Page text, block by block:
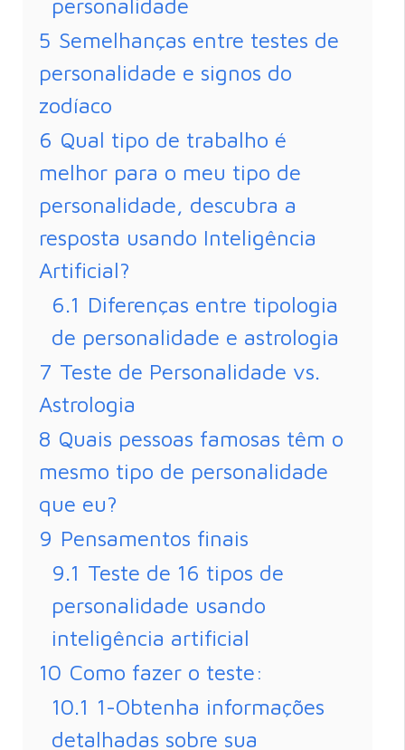
personalidade
5 Semelhanças entre testes de
personalidade e signos do
zodíaco
6 Qual tipo de trabalho é
melhor para o meu tipo de
personalidade, descubra a
resposta usando Inteligência
Artificial?
6.1 Diferenças entre tipologia
de personalidade e astrologia
7 Teste de Personalidade vs.
Astrologia
8 Quais pessoas famosas têm o
mesmo tipo de personalidade
que eu?
9 Pensamentos finais
9.1 Teste de 16 tipos de
personalidade usando
inteligência artificial
10 Como fazer o teste:
10.1 1-Obtenha informações
detalhadas sobre sua